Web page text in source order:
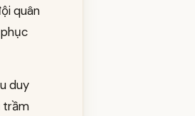
quân
duy
trầm